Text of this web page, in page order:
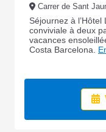
Carrer de Sant
Séjournez à
conviviale à deux
vacances
Costa Barcelona.